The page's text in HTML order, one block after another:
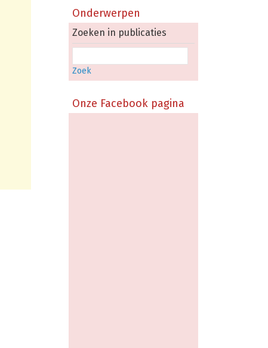
Onderwerpen
Zoeken in publicaties
Zoek
Onze Facebook pagina